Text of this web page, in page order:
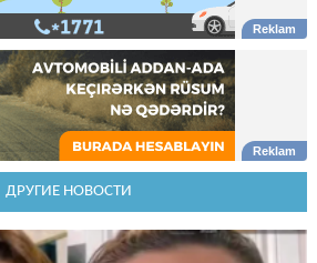
ДРУГИЕ НОВОСТИ